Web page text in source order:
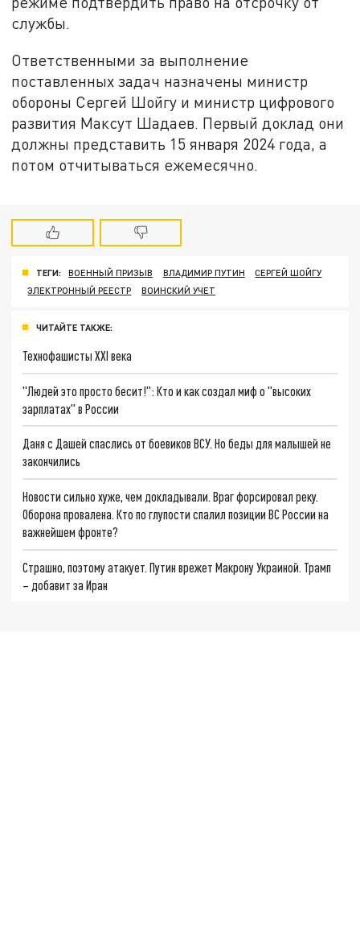
службы.
Ответственными за выполнение
поставленных задач назначены министр
обороны Сергей Шойгу и министр цифрового
развития Максут Шадаев. Первый доклад они
должны представить 15 января 2024 года, а
потом отчитываться ежемесячно.
ТЕГИ: ВОЕННЫЙ ПРИЗЫВ ВЛАДИМИР ПУТИН
СЕРГЕЙ ШОЙГУ
ЭЛЕКТРОННЫЙ РЕЕСТР
ВОИНСКИЙ УЧЕТ
ЧИТАЙТЕ ТАКЖЕ:
Технофашисты XXI века
"Людей это просто бесит!": Кто и как создал миф о "высоких
зарплатах" в России
Даня с Дашей спаслись от боевиков ВСУ. Но беды для малышей не
закончились
Новости сильно хуже, чем докладывали. Враг форсировал реку.
Оборона провалена. Кто по глупости спалил позиции ВС России на
важнейшем фронте?
Страшно, поэтому атакует. Путин врежет Макрону Украиной. Трамп
– добавит за Иран